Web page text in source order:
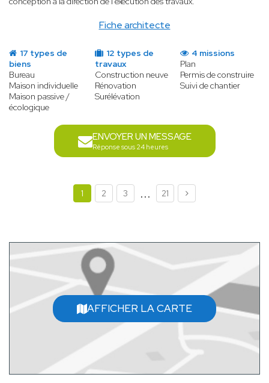
Fiche architecte
17 types de
biens
Bureau
Maison individuelle
Maison passive /
écologique
12 types de
travaux
Construction neuve
Rénovation
Surélévation
4 missions
Plan
Permis de construire
Suivi de chantier
ENVOYER UN MESSAGE
Réponse sous 24 heures
1 2 3 ... 21
AFFICHER LA CARTE